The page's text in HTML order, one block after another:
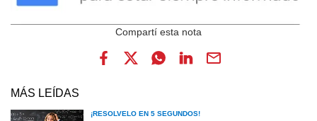
MÁS LEÍDAS
¡RESOLVELO EN 5 SEGUNDOS!